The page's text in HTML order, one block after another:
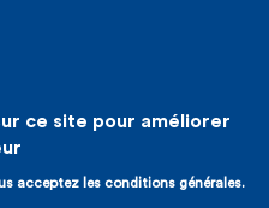
site internet : Expansion
ce site pour améliorer
acceptez les conditions générales.